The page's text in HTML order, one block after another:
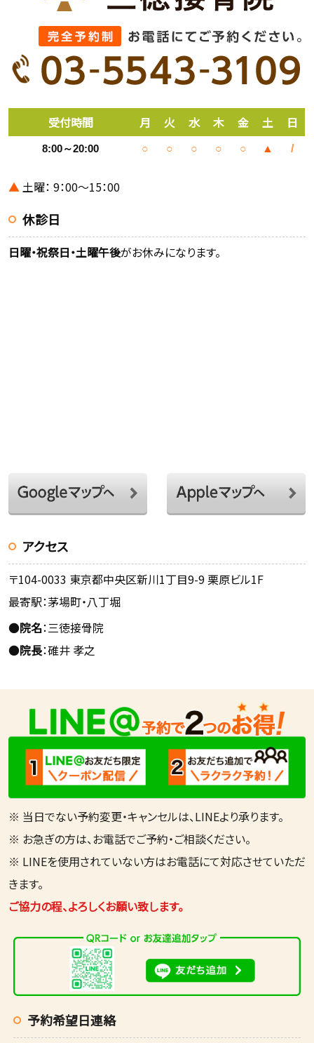
受付時間 月 火 水 木 金 土 日
8:00～20:00 ○ ○ ○ ○ ○ ▲ /
▲ 土曜： 9：00～15：00
休診日
日曜・祝祭日・土曜午後がお休みになります。
アクセス
〒104-0033 東京都中央区新川1丁目9-9 栗原ビル1F
最寄駅：茅場町・八丁堀
●院名：三徳接骨院
●院長：碓井 孝之
※ 当日でない予約変更・キャンセルは、LINEより承ります。
※ お急ぎの方は、お電話でご予約・ご相談ください。
※ LINEを使用されていない方はお電話にて対応させていただ
きます。
ご協力の程、よろしくお願い致します。
予約希望日連絡